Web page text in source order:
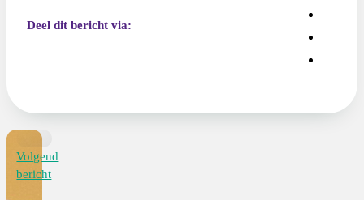
Deel dit bericht via:
Volgend
bericht